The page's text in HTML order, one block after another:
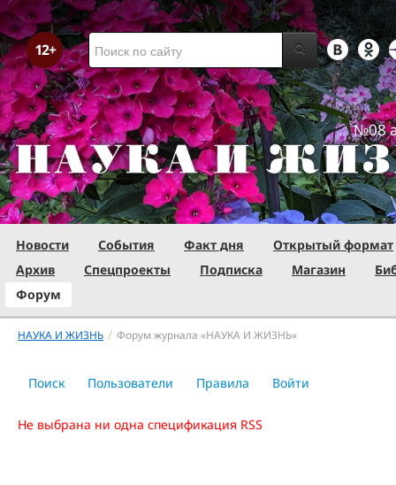
№08
Новости События Факт дня
Открытый формат
Архив
Спецпроекты Подписка Магазин
Форум
НАУКА И ЖИЗНЬ / Форум журнала «НАУКА И ЖИЗНЬ»
Поиск Пользователи Правила Войти
Не выбрана ни одна спецификация RSS